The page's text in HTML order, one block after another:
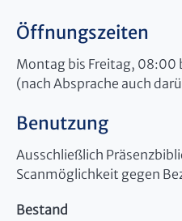
Öffnungszeiten
Montag bis Freitag, 08:00
(nach Absprache auch
Benutzung
Ausschließlich
Scanmöglichkeit gegen
Bestand